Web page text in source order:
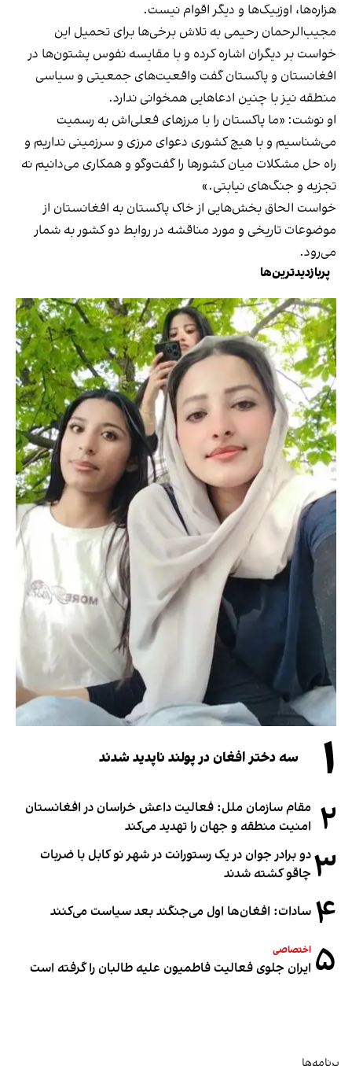
هزاره‌ها، اوزبیک‌ها و دیگر اقوام نیست.
مجیب‌الرحمان رحیمی به تلاش برخی‌ها برای تحمیل این
خواست بر دیگران اشاره کرده و با مقایسه نفوس پشتون‌ها در
افغانستان و پاکستان گفت واقعیت‌های جمعیتی و سیاسی
منطقه نیز با چنین ادعاهایی همخوانی ندارد.
او نوشت: «ما پاکستان را با مرزهای فعلی‌اش به رسمیت
می‌شناسیم و با هیچ کشوری دعوای مرزی و سرزمینی نداریم و
راه حل مشکلات میان کشورها را گفت‌وگو و همکاری می‌دانیم نه
تجزیه و جنگ‌های نیابتی.»
خواست الحاق بخش‌هایی از خاک پاکستان به افغانستان از
موضوعات تاریخی و مورد مناقشه در روابط دو کشور به شمار
می‌رود.
پربازدیدترین‌ها
۱ سه دختر افغان در پولند ناپدید شدند
۲ مقام سازمان ملل: فعالیت داعش خراسان در افغانستان
امنیت منطقه و جهان را تهدید می‌کند
۳دو برادر جوان در یک رستورانت در شهر نو کابل با ضربات
چاقو کشته شدند
۴ سادات: افغان‌ها اول می‌جنگند بعد سیاست می‌کنند
۵ اختصاصی
ایران جلوی فعالیت فاطمیون علیه طالبان را گرفته است